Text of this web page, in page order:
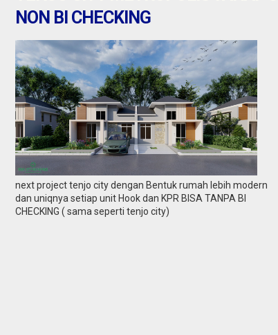
NON BI CHECKING
next project tenjo city dengan Bentuk rumah lebih modern
dan uniqnya setiap unit Hook dan KPR BISA TANPA BI
CHECKING ( sama seperti tenjo city)